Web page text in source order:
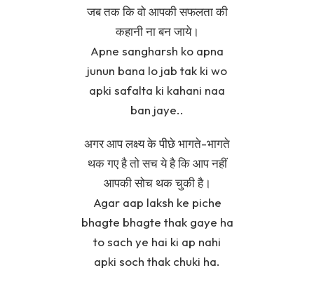
जब तक कि वो आपकी सफलता की
कहानी ना बन जाये।
Apne sangharsh ko apna
junun bana lo jab tak ki wo
apki safalta ki kahani naa
ban jaye..
अगर आप लक्ष्य के पीछे भागते-भागते
थक गए है तो सच ये है कि आप नहीं
आपकी सोच थक चुकी है।
Agar aap laksh ke piche
bhagte bhagte thak gaye ha
to sach ye hai ki ap nahi
apki soch thak chuki ha.